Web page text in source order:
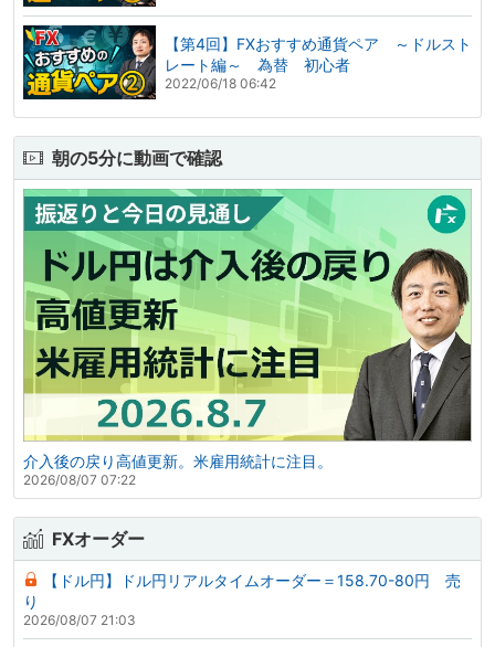
【第4回】FXおすすめ通貨ペア ～ドルスト
レート編～ 為替 初心者
2022/06/18 06:42
朝の5分に動画で確認
介入後の戻り高値更新。米雇用統計に注目。
2026/08/07 07:22
FXオーダー
【ドル円】ドル円リアルタイムオーダー＝158.70-80円 売
り
2026/08/07 21:03